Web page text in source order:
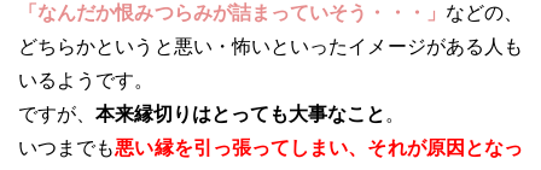
「なんだか恨みつらみが詰まっていそう・・・」 などの、
どちらかというと悪い・怖いといったイメージがある人も
いるようです。
ですが、 本来縁切りはとっても大事なこと 。
いつまでも悪い縁を引っ張ってしまい、それが原因となっ